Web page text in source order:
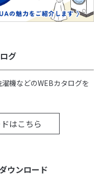
グ
機などのWEBカタログを
はこちら
ウンロード